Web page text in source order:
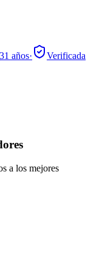
31 años·
Verificada
a los mejores